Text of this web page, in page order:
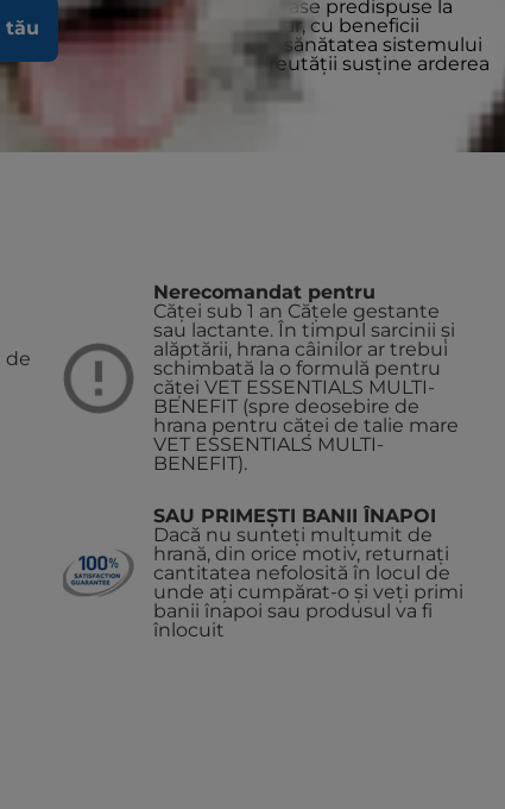
tău
1 an, după sterilizare sau rase predispuse la
exclusiv de la veterinar, cu beneficii
sănătoasă, precum și sănătatea sistemului
unică de gestionare a greutății susține arderea
mențină greutatea optimă.
alte zile de mâine.
de
Nerecomandat pentru
Căței sub 1 an Cățele gestante
sau lactante. În timpul sarcinii și
alăptării, hrana câinilor ar trebui
schimbată la o formulă pentru
căței VET ESSENTIALS MULTI-
BENEFIT (spre deosebire de
hrana pentru căței de talie mare
VET ESSENTIALS MULTI-
BENEFIT).
SAU PRIMEȘTI BANII ÎNAPOI
Dacă nu sunteți mulțumit de
hrană, din orice motiv, returnați
cantitatea nefolosită în locul de
unde ați cumpărat-o și veți primi
banii înapoi sau produsul va fi
înlocuit